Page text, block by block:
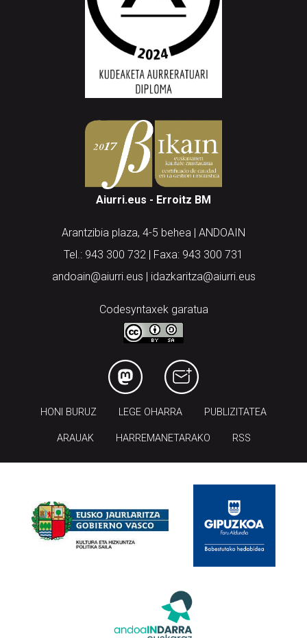
Aiurri.eus - Erroitz BM
Arantzibia plaza, 4-5 behea | ANDOAIN
Tel.: 943 300 732 | Faxa: 943 300 731
andoain@aiurri.eus | idazkaritza@aiurri.eus
Codesyntaxek garatua
HONI BURUZ LEGE OHARRA PUBLIZITATEA
ARAUAK HARREMANETARAKO RSS